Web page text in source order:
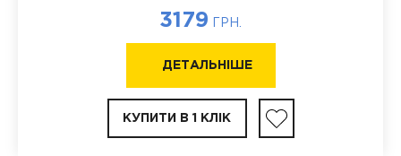
3179 ГРН.
ДЕТАЛЬНІШЕ
КУПИТИ В 1 КЛІК